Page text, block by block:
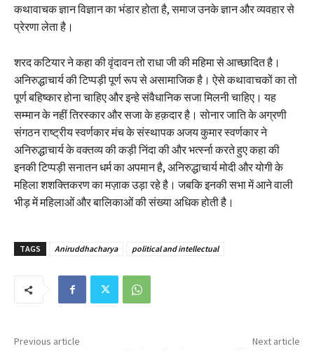
कथावाचक ज्ञान विज्ञान का भंडार होता है, समाज उनके ज्ञान और व्यवहार से
प्रेरणा लेता है।
शरद कटियार ने कहा की वृंदावन तो राधा जी की महिमा से आच्छादित है।
अनिरुद्धाचार्य की टिप्पड़ी पूर्ण रूप से असामाजिक है। ऐसे कथावाचकों का तो
पूर्ण बहिष्कार होना चाहिए और इन्हे संवैधानिक सजा मिलनी चाहिए। यह
सम्मान के नहीं तिरस्कार और सजा के हक़दार है। सोनार जाति के अग्रणी
संगठन राष्ट्रीय स्वर्णकार मंच के संस्थापक अजय कुमार स्वर्णकार ने
अनिरुद्धाचार्य के वक्तव्य की कड़ी निंदा की और भर्त्स्ना करते हुए कहा की
इनकी टिप्पड़ी सनातन धर्म का अपमान है, अनिरुद्धाचार्य मोदी और योगी के
महिला शशक्तिकरण का मज़ाक उड़ा रहे है। जबकि इनकी सभा में आने वाली
भीड़ में महिलाओं और बालिकाओं की संख्या अधिक होती है।
TAGS Aniruddhacharya political and intellectual
Previous article Next article